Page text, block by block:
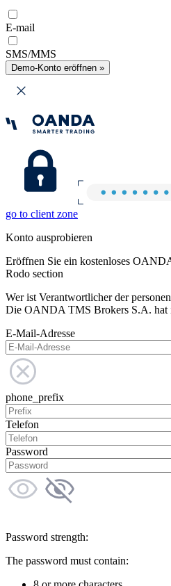
E-mail
SMS/MMS
Demo-Konto eröffnen »
go to client zone
Konto ausprobieren
Eröffnen Sie ein kostenloses
Rodo section
Wer ist Verantwortlicher der
Die OANDA TMS Brokers S.A. hat
E-Mail-Adresse
phone_prefix
Telefon
Password
Password strength:
The password must contain: